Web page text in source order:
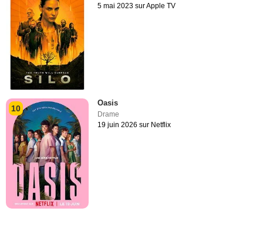
5 mai 2023 sur Apple TV
10
Oasis
Drame
19 juin 2026 sur Netflix